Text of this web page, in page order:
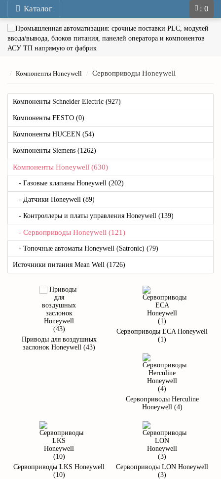
: 0
Каталог
Компоненты Honeywell Сервоприводы Honeywell
Компоненты Schneider Electric (927)
Компоненты FESTO (0)
Компоненты HUCEEN (54)
Компоненты Siemens (1262)
Компоненты Honeywell (630)
- Газовые клапаны Honeywell (202)
- Датчики Honeywell (89)
- Контроллеры и платы управления Honeywell (139)
- Сервоприводы Honeywell (121)
- Топочные автоматы Honeywell (Satronic) (79)
Источники питания Mean Well (1726)
Приводы для воздушных
заслонок Honeywell (43)
Сервоприводы ECA Honeywell
(1)
Сервоприводы Herculine
Honeywell (4)
Сервоприводы LKS Honeywell
(10)
Сервоприводы LON Honeywell
(3)